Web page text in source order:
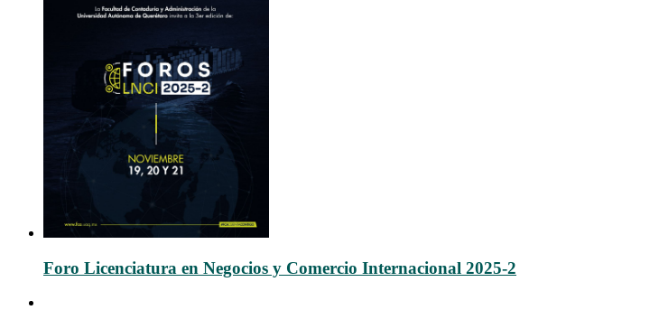
Foro Licenciatura en Negocios y Comercio Internacional 2025-2